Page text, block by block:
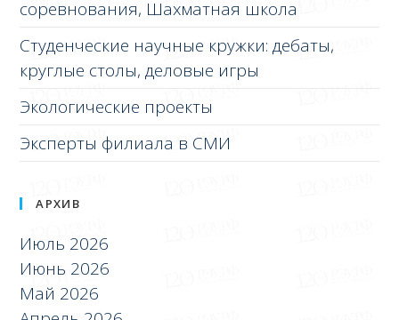
соревнования, Шахматная школа
Студенческие научные кружки: дебаты,
круглые столы, деловые игры
Экологические проекты
Эксперты филиала в СМИ
АРХИВ
Июль 2026
Июнь 2026
Май 2026